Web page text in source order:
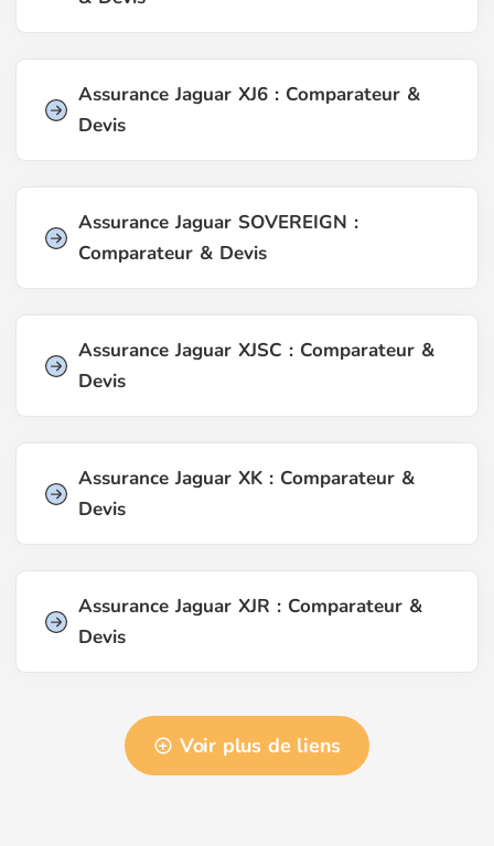
Assurance Jaguar XJ6 : Comparateur &
Devis
Assurance Jaguar SOVEREIGN :
Comparateur & Devis
Assurance Jaguar XJSC : Comparateur &
Devis
Assurance Jaguar XK : Comparateur &
Devis
Assurance Jaguar XJR : Comparateur &
Devis
Voir plus de liens